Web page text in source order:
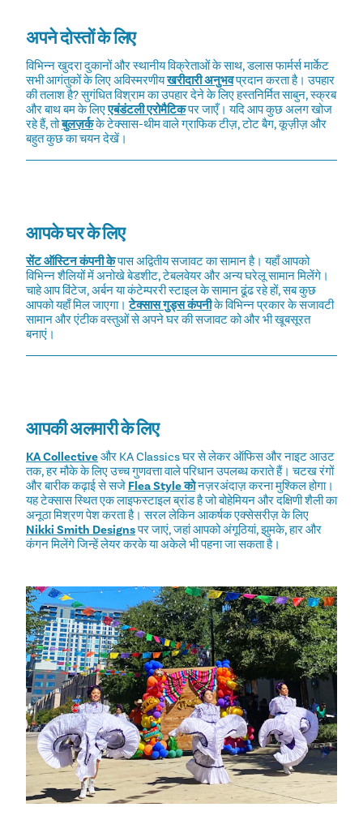
अपने दोस्तों के लिए
विभिन्न खुदरा दुकानों और स्थानीय विक्रेताओं के साथ, डलास फार्मर्स मार्केट
सभी आगंतुकों के लिए अविस्मरणीयखरीदारी अनुभवप्रदान करता है। उपहार
की तलाश है? सुगंधित विश्राम का उपहार देने के लिए हस्तनिर्मित साबुन, स्क्रब
और बाथ बम के लिएएबंडंटली एरोमैटिकपर जाएँ। यदि आप कुछ अलग खोज
रहे हैं, तोबुलज़र्कके टेक्सास-थीम वाले ग्राफिक टीज़, टोट बैग, कूज़ीज़ और
बहुत कुछ का चयन देखें।
आपके घर के लिए
सेंट ऑस्टिन कंपनी केपास अद्वितीय सजावट का सामान है। यहाँ आपको
विभिन्न शैलियों में अनोखे बेडशीट, टेबलवेयर और अन्य घरेलू सामान मिलेंगे।
चाहे आप विंटेज, अर्बन या कंटेम्पररी स्टाइल के सामान ढूंढ रहे हों, सब कुछ
आपको यहाँ मिल जाएगा।टेक्सास गुड्स कंपनीके विभिन्न प्रकार के सजावटी
सामान और एंटीक वस्तुओं से अपने घर की सजावट को और भी खूबसूरत
बनाएं।
आपकी अलमारी के लिए
KA Collectiveऔर KA Classics घर से लेकर ऑफिस और नाइट आउट
तक, हर मौके के लिए उच्च गुणवत्ता वाले परिधान उपलब्ध कराते हैं। चटख रंगों
और बारीक कढ़ाई से सजे Flea Style कोनज़रअंदाज़ करना मुश्किल होगा।
यह टेक्सास स्थित एक लाइफस्टाइल ब्रांड है जो बोहेमियन और दक्षिणी शैली का
अनूठा मिश्रण पेश करता है। सरल लेकिन आकर्षक एक्सेसरीज़ के लिए
Nikki Smith Designsपर जाएं, जहां आपको अंगूठियां, झुमके, हार और
कंगन मिलेंगे जिन्हें लेयर करके या अकेले भी पहना जा सकता है।